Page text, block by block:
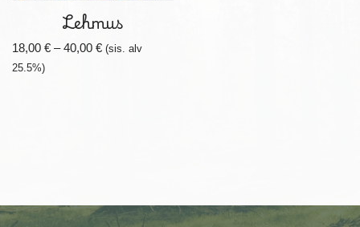
Lehmus
18,00 € – 40,00 € (sis. alv
25.5%)